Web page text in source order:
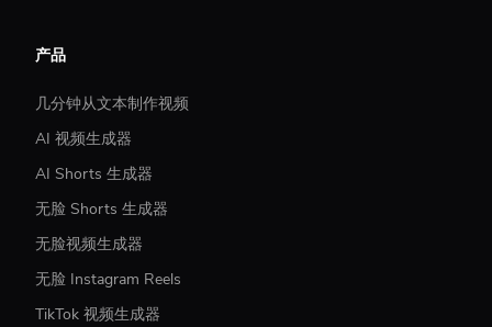
产品
几分钟从文本制作视频
AI 视频生成器
AI Shorts 生成器
无脸 Shorts 生成器
无脸视频生成器
无脸 Instagram Reels
TikTok 视频生成器